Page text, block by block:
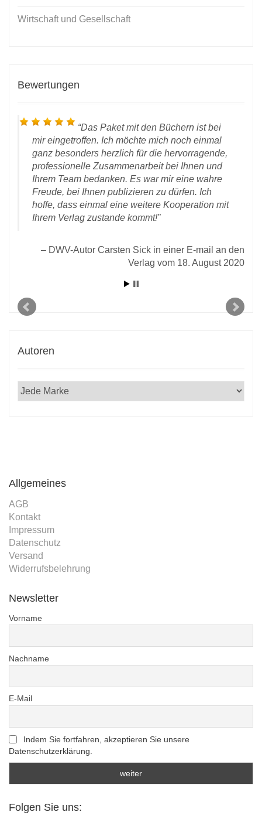
Wirtschaft und Gesellschaft
Bewertungen
Das Paket mit den Büchern ist bei
mir eingetroffen. Ich möchte mich noch einmal
ganz besonders herzlich für die hervorragende,
professionelle Zusammenarbeit bei Ihnen und
Ihrem Team bedanken. Es war mir eine wahre
Freude, bei Ihnen publizieren zu dürfen. Ich
hoffe, dass einmal eine weitere Kooperation mit
Ihrem Verlag zustande kommt!
DWV-Autor Carsten Sick in einer E-mail an den
Verlag vom 18. August 2020
Autoren
Allgemeines
AGB
Kontakt
Impressum
Datenschutz
Versand
Widerrufsbelehrung
Newsletter
Vorname
Nachname
E-Mail
Indem Sie fortfahren, akzeptieren Sie unsere
Datenschutzerklärung.
Folgen Sie uns: